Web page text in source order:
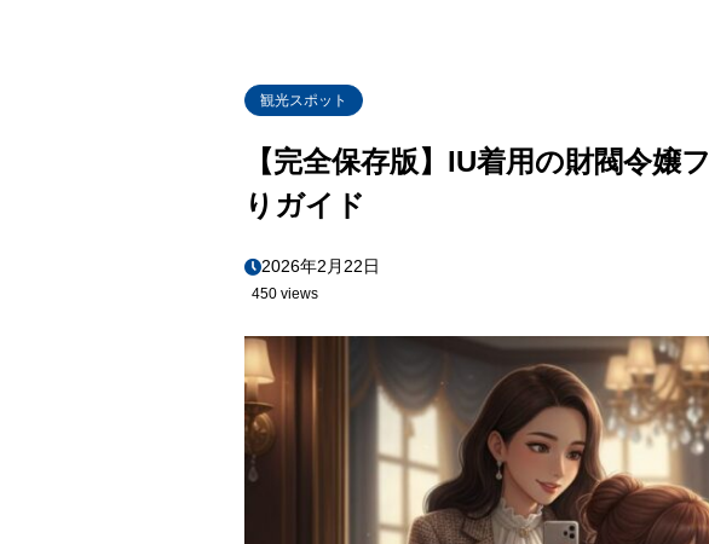
観光スポット
【完全保存版】IU着用の財閥令
りガイド
2026年2月22日
450 views